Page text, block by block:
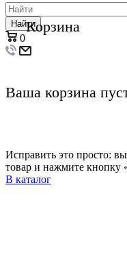
Найти
0
Корзина
Ваша корзина
Исправить это просто:
товар и нажмите кнопку
В каталог